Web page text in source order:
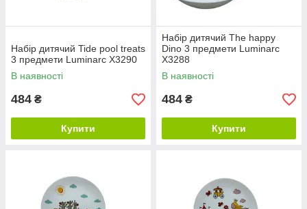
Набір дитячий Tide pool treats
3 предмети Luminarc X3290
В наявності
484 ₴
Купити
Набір дитячий The happy
Dino 3 предмети Luminarc
X3288
В наявності
484 ₴
Купити